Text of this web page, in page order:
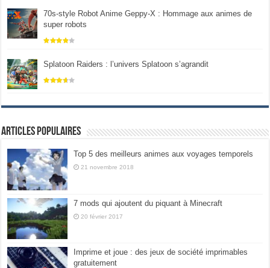
70s-style Robot Anime Geppy-X : Hommage aux animes de
super robots
Splatoon Raiders : l’univers Splatoon s’agrandit
Articles populaires
Top 5 des meilleurs animes aux voyages temporels
21 novembre 2018
7 mods qui ajoutent du piquant à Minecraft
20 février 2017
Imprime et joue : des jeux de société imprimables
gratuitement